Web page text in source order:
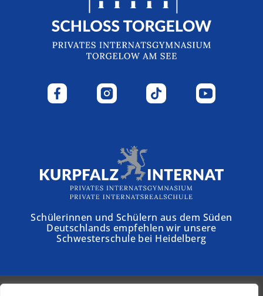
Schülerinnen und Schülern aus dem Süden
Deutschlands empfehlen wir unsere
Schwesterschule bei Heidelberg